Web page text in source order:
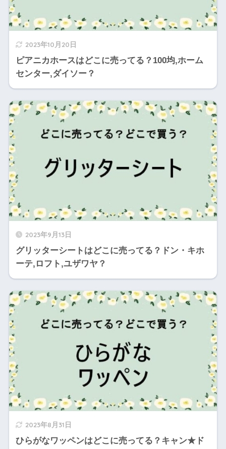
2023年10月20日
ピアニカホースはどこに売ってる？100均,ホーム
センター,ダイソー？
2023年9月13日
グリッターシートはどこに売ってる？ドン・キホ
ーテ,ロフト,ユザワヤ？
2023年8月31日
ひらがなワッペンはどこに売ってる？キャン★ド